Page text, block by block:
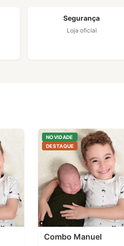
Segurança
Loja oficial
NOVIDADE
DESTAQUE
Combo Manuel